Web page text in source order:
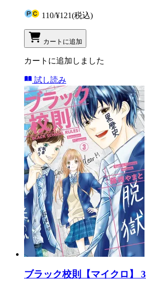
110/¥121(税込)
カートに追加
カートに追加しました
試し読み
ブラック校則【マイクロ】 3